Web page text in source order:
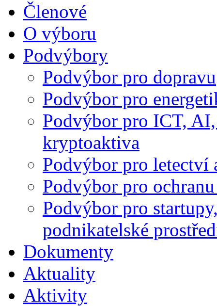
Členové
O výboru
Podvýbory
Podvýbor pro dopravu
Podvýbor pro
Podvýbor pro ICT,
kryptoaktiva
Podvýbor pro letectví
Podvýbor pro
Podvýbor pro
podnikatelské
Dokumenty
Aktuality
Aktivity